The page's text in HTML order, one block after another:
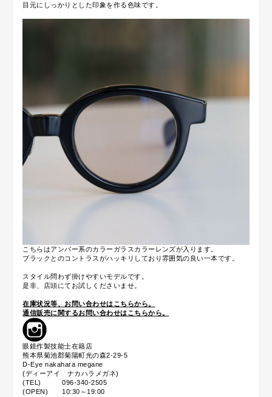
目元にしっかりとした印象を作る色味です。
こちらはアンバー系のカラーガラスカラーレンズが入ります。
ブラックとのコントラスがハッキリしており雰囲気の良い一本です。
スタイル問わず掛けやすいモデルです。
是非、店頭にてお試しくださいませ。
在庫状況等、お問い合わせはこちらから。
通信販売に関するお問い合わせはこちらから。
眼鏡作製技能士在籍店
熊本県菊池郡菊陽町光の森2-29-5
D-Eye nakahara megane
(ディーアイ ナカハラメガネ)
(TEL) 096-340-2505
(OPEN) 10:30～19:00